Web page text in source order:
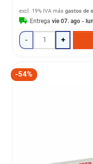
excl. 19% IVA másgastos de
Entregavie 07. ago -
- +
-54%